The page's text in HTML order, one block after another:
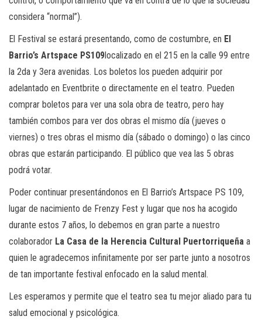
considera “normal”).
El Festival se estará presentando, como de costumbre, en El
Barrio’s Artspace PS109localizado en el 215 en la calle 99 entre
la 2da y 3era avenidas. Los boletos los pueden adquirir por
adelantado en Eventbrite o directamente en el teatro. Pueden
comprar boletos para ver una sola obra de teatro, pero hay
también combos para ver dos obras el mismo día (jueves o
viernes) o tres obras el mismo día (sábado o domingo) o las cinco
obras que estarán participando. El público que vea las 5 obras
podrá votar.
Poder continuar presentándonos en El Barrio’s Artspace PS 109,
lugar de nacimiento de Frenzy Fest y lugar que nos ha acogido
durante estos 7 años, lo debemos en gran parte a nuestro
colaborador La Casa de la Herencia Cultural Puertorriqueña a
quien le agradecemos infinitamente por ser parte junto a nosotros
de tan importante festival enfocado en la salud mental.
Les esperamos y permite que el teatro sea tu mejor aliado para tu
salud emocional y psicológica.